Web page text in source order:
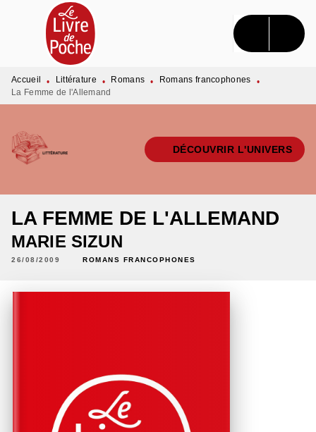
MENU RECHERCHE CONTENU
PIED DE PAGE
Accueil • Littérature • Romans • Romans francophones
•
La Femme de l'Allemand
DÉCOUVRIR L'UNIVERS
LA FEMME DE L'ALLEMAND
MARIE SIZUN
26/08/2009 ROMANS FRANCOPHONES